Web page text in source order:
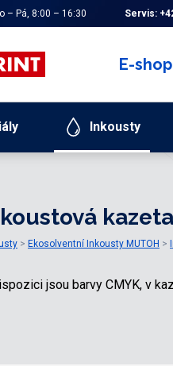
– Pá, 8:00 – 16:30 Servis:
E-shop
Inkousty
Ekosolventní Inkousty MUTOH
jsou barvy CMYK, v